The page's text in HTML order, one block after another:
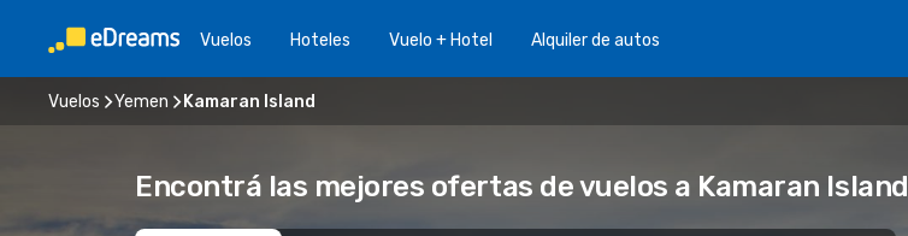
Vuelos Hoteles Vuelo + Hotel Alquiler de autos
Vuelos Yemen Kamaran Island
Encontrá las mejores ofertas de vuelos a Kamaran Island